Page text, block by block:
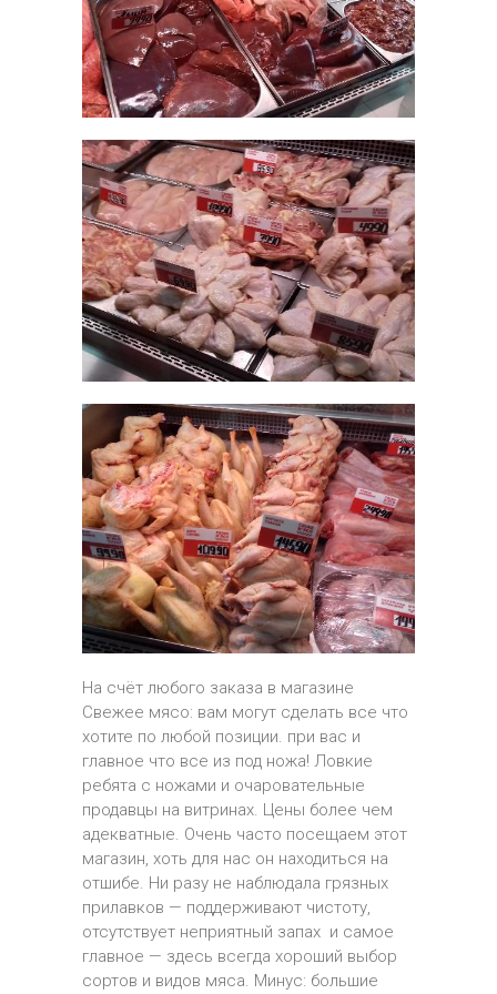
На счёт любого заказа в магазине
Свежее мясо: вам могут сделать все что
хотите по любой позиции. при вас и
главное что все из под ножа! Ловкие
ребята с ножами и очаровательные
продавцы на витринах. Цены более чем
адекватные. Очень часто посещаем этот
магазин, хоть для нас он находиться на
отшибе. Ни разу не наблюдала грязных
прилавков — поддерживают чистоту,
отсутствует неприятный запах и самое
главное — здесь всегда хороший выбор
сортов и видов мяса. Минус: большие